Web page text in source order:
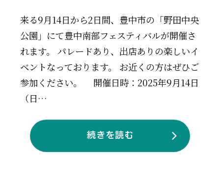
来る9月14日から2日間、豊中市の「野田中央
公園」にて豊中南部フェスティバルが開催さ
れます。 パレードあり、出店ありの楽しいイ
ベントなっております。 お近くの方はぜひご
参加ください。 開催日時：2025年9月14日
（日…
続きを読む